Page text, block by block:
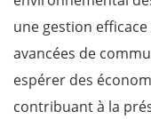
une gestion
avancées de
espérer des
contribuant à la